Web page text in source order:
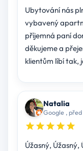
Ubytování nás
vybavený
příjemná paní
děkujeme a
klientům líbí tak,
Natalia
Google ,
Úžasný, Úžasný,